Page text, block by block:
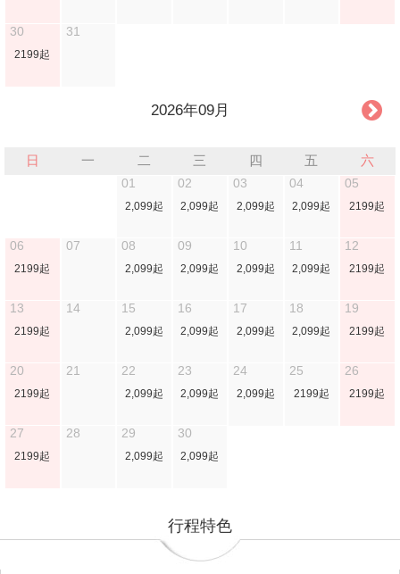
30
2199起
31
2026年09月
日 一 二 三 四 五 六
01
2,099起
02
2,099起
03
2,099起
04
2,099起
05
2199起
06
2199起
07 08
2,099起
09
2,099起
10
2,099起
11
2,099起
12
2199起
13
2199起
14 15
2,099起
16
2,099起
17
2,099起
18
2,099起
19
2199起
20
2199起
21 22
2,099起
23
2,099起
24
2,099起
25
2199起
26
2199起
27
2199起
28 29
2,099起
30
2,099起
行程特色